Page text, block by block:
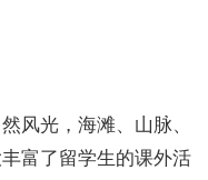
光，海滩、山脉、
富了留学生的课外活